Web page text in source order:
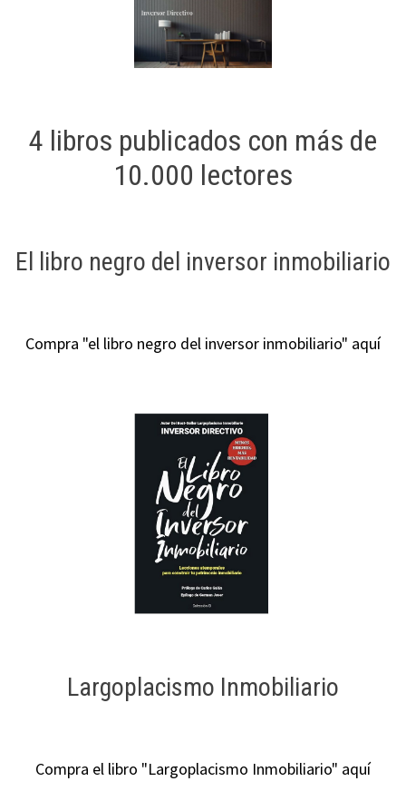
4 libros publicados con más de
10.000 lectores
El libro negro del inversor inmobiliario
Compra "el libro negro del inversor inmobiliario" aquí
Largoplacismo Inmobiliario
Compra el libro "Largoplacismo Inmobiliario" aquí